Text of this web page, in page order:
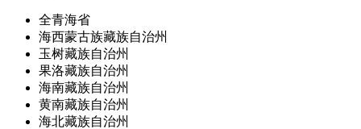
全青海省
海西蒙古族藏族自治州
玉树藏族自治州
果洛藏族自治州
海南藏族自治州
黄南藏族自治州
海北藏族自治州